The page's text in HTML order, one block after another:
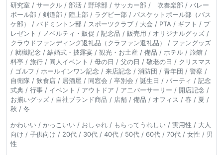
研究室 / サークル / 部活 / 野球部 / サッカー部 / 吹奏楽部 / バレー
ボール部 / 剣道部 / 陸上部 / ラグビー部 / バスケットボール部（バス
ケ部） / バドミントン部 / スポーツクラブ / 大会 / PTA / ギフト / プ
レゼント / ノベルティ・販促 / 記念品 / 販売用 / オリジナルグッズ /
クラウドファンディング返礼品（クラファン返礼品） / ファングッズ
/ 就職記念 / 結婚式・披露宴 / 観光・お土産 / 備品 / ホテル / 旅館 /
料亭 / 旅行 / 同人イベント / 母の日 / 父の日 / 敬老の日 / クリスマス
/ ゴルフ / ホールインワン記念 / 来店記念 / 消防団 / 青年団 / 警察 /
自衛隊 / 飲食店 / 居酒屋 / 同窓会 / 卒別会 / 誕生日 / パーティ / 記念
式典 / 行事 / イベント / アウトドア / アニバーサーリー / 開店記念 /
お揃いグッズ / 自社ブランド商品 / 店舗 / 備品 / オフィス / 春 / 夏 /
秋 / 冬
かわいい / かっこいい / おしゃれ / もらってうれしい / 実用性 / 大人
向け / 子供向け / 20代 / 30代 / 40代 / 50代 / 60代 / 70代 / 女性 / 男
性